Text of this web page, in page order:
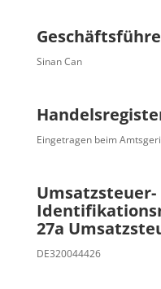
Sinan Can
Eingetragen beim
Umsatzsteuer-
27a
DE320044426